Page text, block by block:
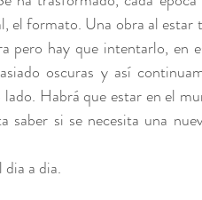
el formato. Una obra al
pero hay que intentarlo, en
oscuras y así
Habrá que estar en el
saber si se necesita una
a dia.